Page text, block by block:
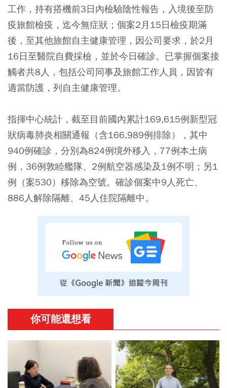
工作，持有搭機前3日內檢驗陰性報告，入境後至防
疫旅館檢疫，迄今無症狀；個案2月15日檢疫期滿
後，至其他旅館自主健康管理，因公司要求，於2月
16日至醫院自費採檢，並於今日確診。已掌握個案接
觸者共8人，包括公司同事及旅館工作人員，因皆有
適當防護，列自主健康管理。
指揮中心統計，截至目前國內累計169,615例新型冠
狀病毒肺炎相關通報（含166,989例排除），其中
940例確診，分別為824例境外移入，77例本土病
例，36例敦睦艦隊、2例航空器感染及1例不明；另1
例（案530）移除為空號。確診個案中9人死亡、
886人解除隔離、45人住院隔離中。